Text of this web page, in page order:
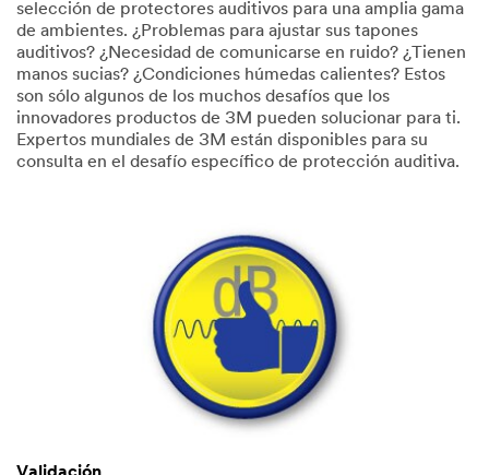
selección de protectores auditivos para una amplia gama
de ambientes. ¿Problemas para ajustar sus tapones
auditivos? ¿Necesidad de comunicarse en ruido? ¿Tienen
manos sucias? ¿Condiciones húmedas calientes? Estos
son sólo algunos de los muchos desafíos que los
innovadores productos de 3M pueden solucionar para ti.
Expertos mundiales de 3M están disponibles para su
consulta en el desafío específico de protección auditiva.